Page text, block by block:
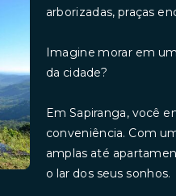
arborizadas, praças
Imagine morar em
da cidade?
Em Sapiranga, você
conveniência. Com
amplas até
o lar dos seus sonhos.